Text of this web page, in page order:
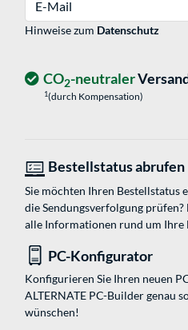
Hinweise zum Datenschutz
CO2-neutraler
1(durch Kompensation)
Bestellstatus abrufen
Sie möchten Ihren Bestellstatus
die Sendungsverfolgung prüfen?
alle Informationen rund um Ihre
PC-Konfigurator
Konfigurieren Sie Ihren neuen
ALTERNATE PC-Builder genau
wünschen!